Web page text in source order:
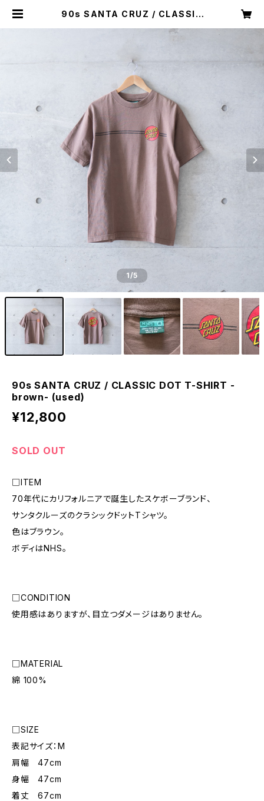
90s SANTA CRUZ / CLASSIC
1/5
90s SANTA CRUZ / CLASSIC DOT T-SHIRT -
brown- (used)
¥12,800
SOLD OUT
□ITEM
70年代にカリフォルニアで誕生したスケボーブランド、
サンタクルーズのクラシックドットTシャツ。
色はブラウン。
ボディはNHS。
□CONDITION
使用感はありますが、目立つダメージはありません。
□MATERIAL
綿 100%
□SIZE
表記サイズ：M
肩幅 47cm
身幅 47cm
着丈 67cm